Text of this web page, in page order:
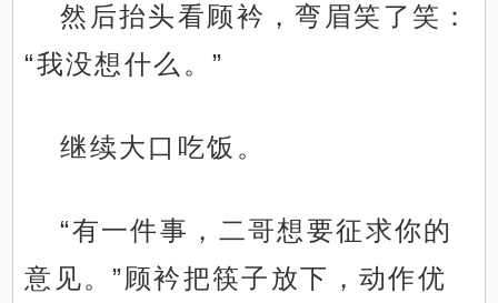
然后抬头看顾衿，弯眉笑了笑：
“我没想什么。”
继续大口吃饭。
“有一件事，二哥想要征求你的
意见。”顾衿把筷子放下，动作优